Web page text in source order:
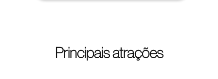
Principais atrações